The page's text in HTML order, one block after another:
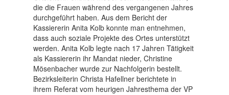
die die Frauen während des vergangenen Jahres
durchgeführt haben. Aus dem Bericht der
Kassiererin Anita Kolb konnte man entnehmen,
dass auch soziale Projekte des Ortes unterstützt
werden. Anita Kolb legte nach 17 Jahren Tätigkeit
als Kassiererin ihr Mandat nieder, Christine
Mösenbacher wurde zur Nachfolgerin bestellt.
Bezirksleiterin Christa Hafellner berichtete in
ihrem Referat vom heurigen Jahresthema der VP